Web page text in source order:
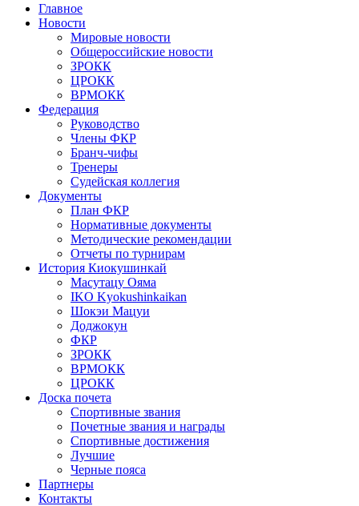
Главное
Новости
Мировые новости
Общероссийские новости
ЗРОКК
ЦРОКК
ВРМОКК
Федерация
Руководство
Члены ФКР
Бранч-чифы
Тренеры
Судейская коллегия
Документы
План ФКР
Нормативные документы
Методические рекомендации
Отчеты по турнирам
История Киокушинкай
Масутацу Ояма
IKO Kyokushinkaikan
Шокэи Мацуи
Доджокун
ФКР
ЗРОКК
ВРМОКК
ЦРОКК
Доска почета
Спортивные звания
Почетные звания и награды
Спортивные достижения
Лучшие
Черные пояса
Партнеры
Контакты